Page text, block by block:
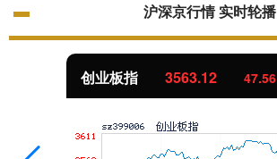
沪深京行情 实时轮播
创业板指 3563.12 47.56